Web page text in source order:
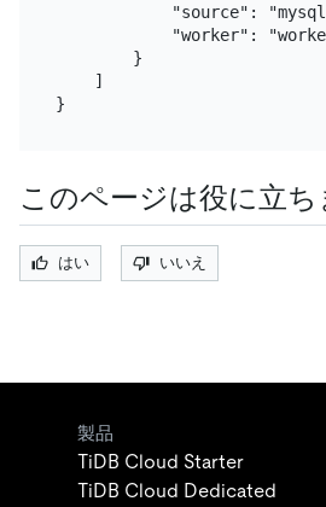
"source":
"worker":
        }
    ]
このページは役に立ち
はい いいえ
製品
TiDB Cloud Starter
TiDB Cloud Dedicated